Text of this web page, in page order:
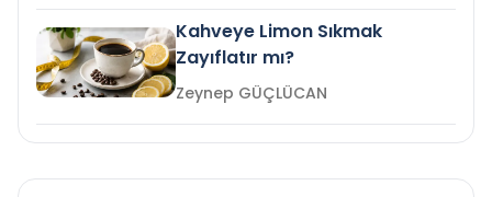
Kahveye Limon Sıkmak
Zayıflatır mı?
Zeynep GÜÇLÜCAN